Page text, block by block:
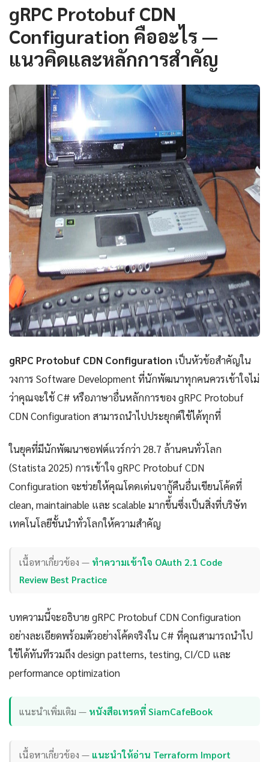
gRPC Protobuf CDN
Configuration คืออะไร —
แนวคิดและหลักการสำคัญ
gRPC Protobuf CDN Configuration เป็นหัวข้อสำคัญใน
วงการ Software Development ที่นักพัฒนาทุกคนควรเข้าใจไม่
ว่าคุณจะใช้ C# หรือภาษาอื่นหลักการของ gRPC Protobuf
CDN Configuration สามารถนำไปประยุกต์ใช้ได้ทุกที่
ในยุคที่มีนักพัฒนาซอฟต์แวร์กว่า 28.7 ล้านคนทั่วโลก
(Statista 2025) การเข้าใจ gRPC Protobuf CDN
Configuration จะช่วยให้คุณโดดเด่นจากู้คืนอื่นเขียนโค้ดที่
clean, maintainable และ scalable มากขึ้นซึ่งเป็นสิ่งที่บริษัท
เทคโนโลยีชั้นนำทั่วโลกให้ความสำคัญ
เนื้อหาเกี่ยวข้อง — ทำความเข้าใจ OAuth 2.1 Code
Review Best Practice
บทความนี้จะอธิบาย gRPC Protobuf CDN Configuration
อย่างละเอียดพร้อมตัวอย่างโค้ดจริงใน C# ที่คุณสามารถนำไป
ใช้ได้ทันทีรวมถึง design patterns, testing, CI/CD และ
performance optimization
แนะนำเพิ่มเติม — หนังสือเทรดที่ SiamCafeBook
เนื้อหาเกี่ยวข้อง — แนะนำให้อ่าน Terraform Import